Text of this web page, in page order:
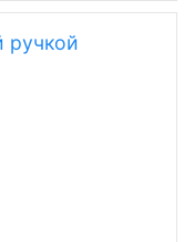
ручкой